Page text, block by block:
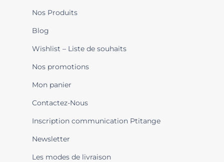
Nos Produits
Blog
Wishlist – Liste de souhaits
Nos promotions
Mon panier
Contactez-Nous
Inscription communication Ptitange
Newsletter
Les modes de livraison